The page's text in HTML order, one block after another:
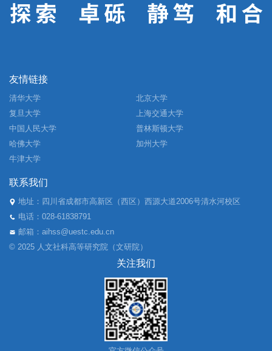
友情链接
清华大学
北京大学
复旦大学
上海交通大学
中国人民大学
普林斯顿大学
哈佛大学
加州大学
牛津大学
联系我们
地址：四川省成都市高新区（西区）西源大道2006号清水河校区
电话：028-61838791
邮箱：aihss@uestc.edu.cn
© 2025 人文社科高等研究院（文研院）
关注我们